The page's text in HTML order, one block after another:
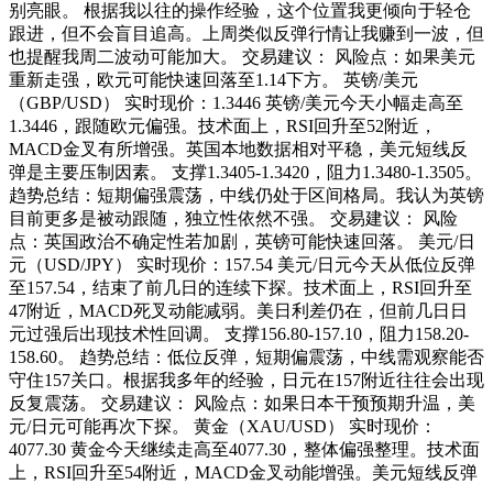
别亮眼。 根据我以往的操作经验，这个位置我更倾向于轻仓
跟进，但不会盲目追高。上周类似反弹行情让我赚到一波，但
也提醒我周二波动可能加大。 交易建议： 风险点：如果美元
重新走强，欧元可能快速回落至1.14下方。 英镑/美元
（GBP/USD） 实时现价：1.3446 英镑/美元今天小幅走高至
1.3446，跟随欧元偏强。技术面上，RSI回升至52附近，
MACD金叉有所增强。英国本地数据相对平稳，美元短线反
弹是主要压制因素。 支撑1.3405-1.3420，阻力1.3480-1.3505。
趋势总结：短期偏强震荡，中线仍处于区间格局。我认为英镑
目前更多是被动跟随，独立性依然不强。 交易建议： 风险
点：英国政治不确定性若加剧，英镑可能快速回落。 美元/日
元（USD/JPY） 实时现价：157.54 美元/日元今天从低位反弹
至157.54，结束了前几日的连续下探。技术面上，RSI回升至
47附近，MACD死叉动能减弱。美日利差仍在，但前几日日
元过强后出现技术性回调。 支撑156.80-157.10，阻力158.20-
158.60。 趋势总结：低位反弹，短期偏震荡，中线需观察能否
守住157关口。根据我多年的经验，日元在157附近往往会出现
反复震荡。 交易建议： 风险点：如果日本干预预期升温，美
元/日元可能再次下探。 黄金（XAU/USD） 实时现价：
4077.30 黄金今天继续走高至4077.30，整体偏强整理。技术面
上，RSI回升至54附近，MACD金叉动能增强。美元短线反弹